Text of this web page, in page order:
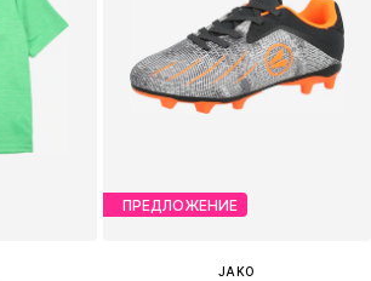
ПРЕДЛОЖЕНИЕ
JAKO